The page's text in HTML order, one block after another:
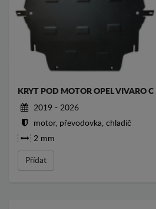
KRYT POD MOTOR OPEL VIVARO C
2019 - 2026
motor, převodovka, chladič
2 mm
Přídat